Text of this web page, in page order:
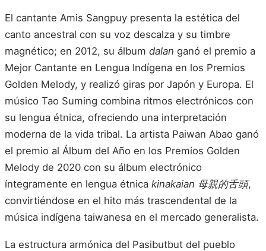
El cantante Amis Sangpuy presenta la estética del
canto ancestral con su voz descalza y su timbre
magnético; en 2012, su álbum dalan ganó el premio a
Mejor Cantante en Lengua Indígena en los Premios
Golden Melody, y realizó giras por Japón y Europa. El
músico Tao Suming combina ritmos electrónicos con
su lengua étnica, ofreciendo una interpretación
moderna de la vida tribal. La artista Paiwan Abao ganó
el premio al Álbum del Año en los Premios Golden
Melody de 2020 con su álbum electrónico
íntegramente en lengua étnica kinakaian 母親的舌頭,
convirtiéndose en el hito más trascendental de la
música indígena taiwanesa en el mercado generalista.
La estructura armónica del Pasibutbut del pueblo